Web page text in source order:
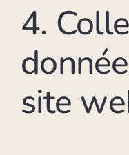
4.
site